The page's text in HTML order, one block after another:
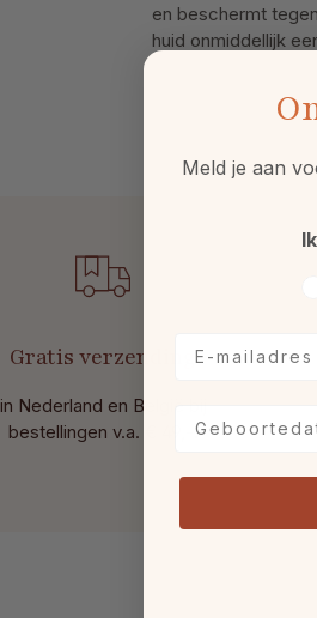
en beschermt
huid onmiddellijk
Gratis verzending
in Nederland en België bij
bestellingen v.a. € 49,-.
Meld je aan